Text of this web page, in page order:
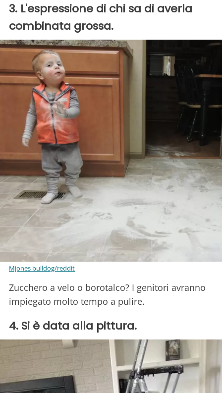
3. L'espressione di chi sa di averla
combinata grossa.
Mjones bulldog/reddit
Zucchero a velo o borotalco? I genitori avranno
impiegato molto tempo a pulire.
4. Si è data alla pittura.